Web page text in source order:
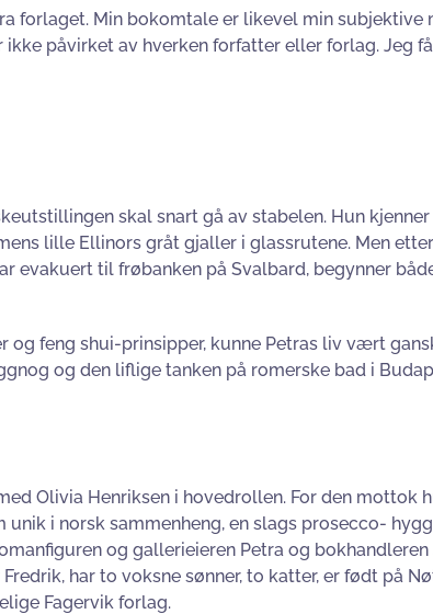
forlaget. Min bokomtale er likevel min subjektive
ikke påvirket av hverken forfatter eller forlag. Jeg
skal snart gå av stabelen. Hun
lille Ellinors gråt gjaller i glassrutene. Men
evakuert til frøbanken på Svalbard, begynner
feng shui-prinsipper, kunne Petras liv vært
og den liflige tanken på romerske bad i
Olivia Henriksen i hovedrollen. For den mottok
i norsk sammenheng, en slags prosecco-
og gallerieieren Petra og
har to voksne sønner, to katter, er født på
Fagervik forlag.